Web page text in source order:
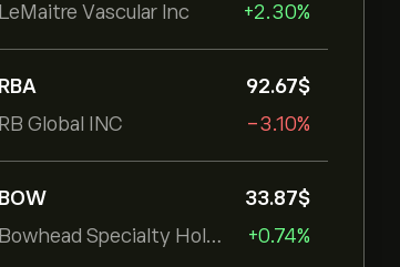
LeMaitre Vascular Inc
+2.30%
RBA
RB Global INC
92.67‎$‎
-3.10%
BOW
Bowhead Specialty Holdings Inc
33.87‎$‎
+0.74%